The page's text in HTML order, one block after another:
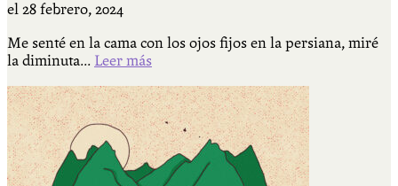
el 28 febrero, 2024
Me senté en la cama con los ojos fijos en la persiana, miré
la diminuta... Leer más